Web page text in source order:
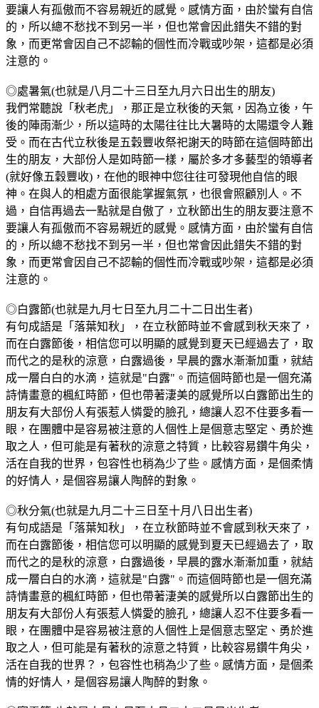
要讓人有孤傲而不容易親近的感覺。感情方面，由於蠻有自信
的，所以總不愁找不到另一半，但也常會因此錯失不錯的對
象，而更常會因自己不認輸的個性而冷戰或吵架，這都是必須
注意的。
◎處暑氣(也就是八月二十三日至九月六日出生的朋友)
我們常聽說「秋老虎」，那正是立秋後的天氣，因為立後，午
後的陣雨漸少，所以這時的太陽往往比大暑時的太陽還令人難
受。而在古代立秋後是五穀豐收祭祀謝天的時節在這個時節出
生的朋友，大部份人是如時節一樣，屬於多才多藝型的領導者
(就好像五穀豐收)，在他的眼神中您往往可發現他自信的眼
神。在與人的相處方面很能掌握氣氛，也很會照顧別人。不
過，自信再過去一點就是自傲了，立秋節出生的朋友要注意不
要讓人有孤傲而不容易親近的感覺。感情方面，由於蠻有自信
的，所以總不愁找不到另一半，但也常會因此錯失不錯的對
象，而更常會因自己不認輸的個性而冷戰或吵架，這都是必須
注意的。
◎白露節(也就是九月七日至九月二十二日出生者)
有句成語是「落葉知秋」，在立秋節時並不會感到秋天來了，
而在白露節後，相信您可以明顯的感覺到夏天已經過去了，取
而代之的是秋的涼意，白露過後，早晨的露水漸漸加重，就結
成一層白白的水滴，這就是"白露"。而這個時節也是一個充滿
詩情畫意的楓紅時節，但也帶著淒美的感覺所以白露節出生的
朋友有大部份人有張惹人憐愛的臉孔，總讓人忍不住要多看一
眼，在團體中是容易被注意的人個性上是個意志堅定、勇於進
取之人，但可能是有著秋的涼意之特質，比較容易鑽牛角尖，
活在自我的世界，包容性也稍為少了些。感情方面，是個柔情
的好情人，是個容易讓人陶醉的對象。
◎秋分氣(也就是九月二十三日至十月八日出生者)
有句成語是「落葉知秋」，在立秋節時並不會感到秋天來了，
而在白露節後，相信您可以明顯的感覺到夏天已經過去了，取
而代之的是秋的涼意，白露過後，早晨的露水漸漸加重，就結
成一層白白的水滴，這就是"白露"。而這個時節也是一個充滿
詩情畫意的楓紅時節，但也帶著淒美的感覺所以白露節出生的
朋友有大部份人有張惹人憐愛的臉孔，總讓人忍不住要多看一
眼，在團體中是容易被注意的人個性上是個意志堅定、勇於進
取之人，但可能是有著秋的涼意之特質，比較容易鑽牛角尖，
活在自我的世界？，包容性也稍為少了些。感情方面，是個柔
情的好情人，是個容易讓人陶醉的對象。